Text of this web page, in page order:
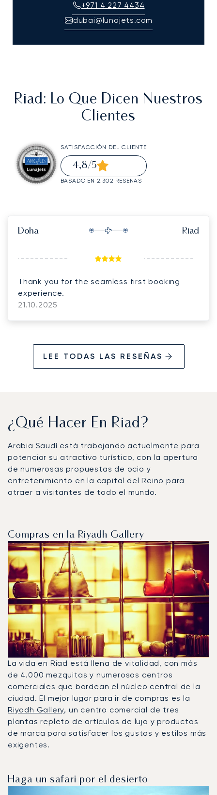
+971 4 227 4434
dubai@lunajets.com
Riad: Lo Que Dicen Nuestros
Clientes
SATISFACCIÓN DEL CLIENTE
4,8/5
BASADO EN 2.302 RESEÑAS
Doha Riad
Thank you for the seamless first booking
experience.
21.10.2025
LEE TODAS LAS RESEÑAS
¿Qué Hacer En Riad?
Arabia Saudí está trabajando actualmente para
potenciar su atractivo turístico, con la apertura
de numerosas propuestas de ocio y
entretenimiento en la capital del Reino para
atraer a visitantes de todo el mundo.
Compras en la Riyadh Gallery
La vida en Riad está llena de vitalidad, con más
de 4.000 mezquitas y numerosos centros
comerciales que bordean el núcleo central de la
ciudad. El mejor lugar para ir de compras es la
Riyadh Gallery, un centro comercial de tres
plantas repleto de artículos de lujo y productos
de marca para satisfacer los gustos y estilos más
exigentes.
Haga un safari por el desierto